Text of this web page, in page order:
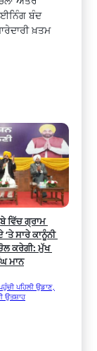
ਬੰਦ
ਖ਼ਤਮ
ਵਿੱਚ ਗ੍ਰਾਮ
ਸਾਰੇ ਕਾਨੂੰਨੀ
ਕਰੇਗੀ: ਮੁੱਖ
ਮਾਨ